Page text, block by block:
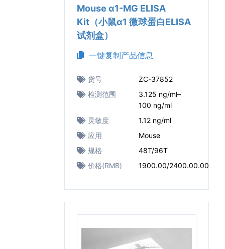
Mouse α1-MG ELISA
Kit（小鼠α1 微球蛋白ELISA
试剂盒）
一键复制产品信息
货号
ZC-37852
检测范围
3.125 ng/ml–
100 ng/ml
灵敏度
1.12 ng/ml
应用
Mouse
规格
48T/96T
价格(RMB)
1900.00/2400.00.00